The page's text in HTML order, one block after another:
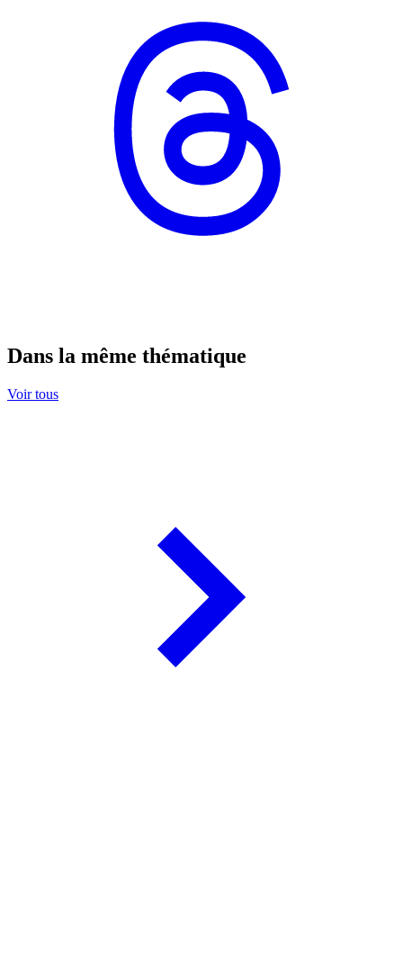
Dans la même thématique
Voir tous